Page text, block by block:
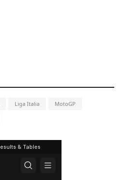
Liga Italia MotoGP